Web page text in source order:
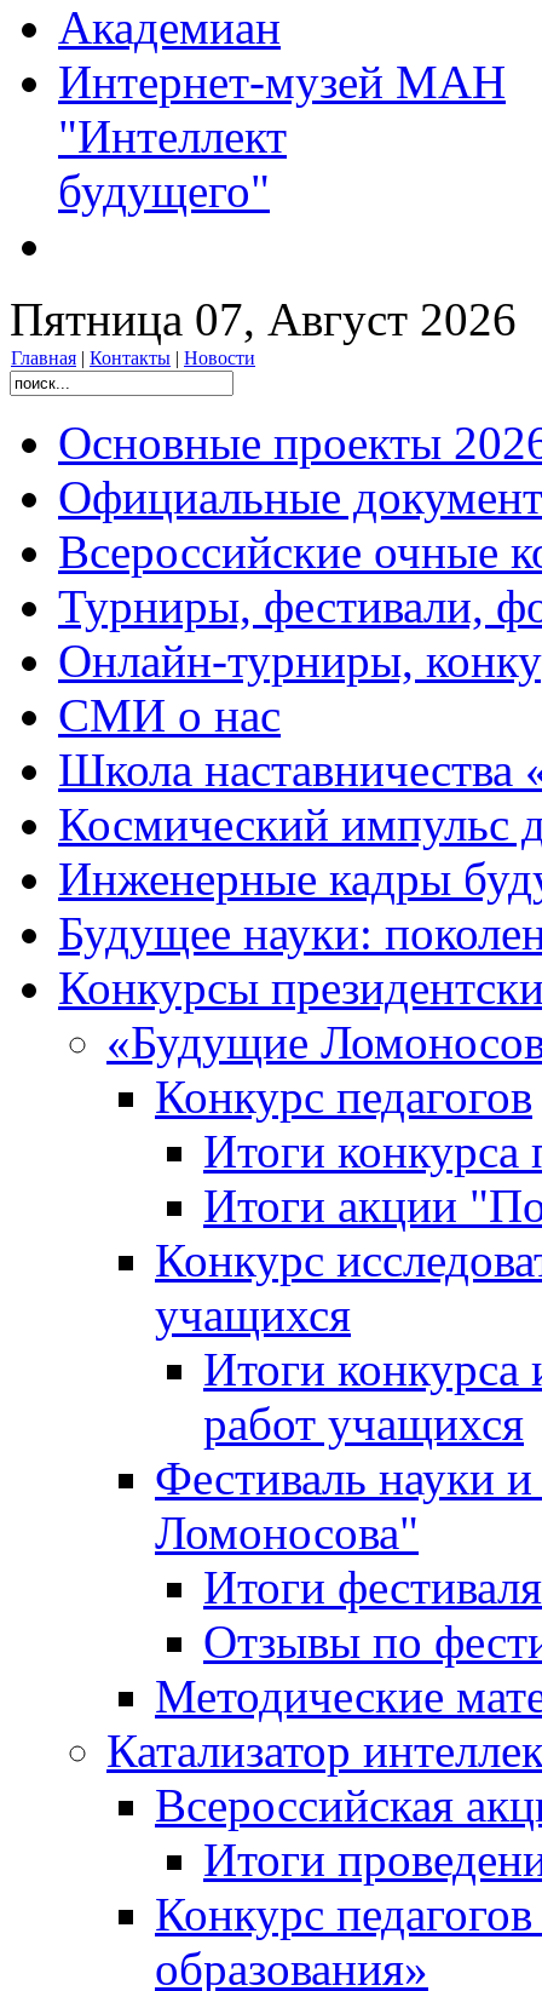
Академиан
Интернет-музей МАН
"Интеллект
будущего"
Пятница 07, Август 2026
Главная | Контакты | Новости
Основные проекты
Официальные
Всероссийские очные
Турниры, фестивали,
Онлайн-турниры,
СМИ о нас
Школа
Космический импульс
Инженерные кадры
Будущее науки:
Конкурсы
«Будущие
Конкурс педагогов
Итоги конкурса
Итоги акции
Конкурс
учащихся
Итоги конкурса
работ учащихся
Фестиваль науки
Ломоносова"
Итоги фестиваля
Отзывы по
Методические
Катализатор
Всероссийская
Итоги
Конкурс
образования»